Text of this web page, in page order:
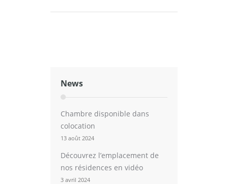
News
Chambre disponible dans
colocation
13 août 2024
Découvrez l’emplacement de
nos résidences en vidéo
3 avril 2024